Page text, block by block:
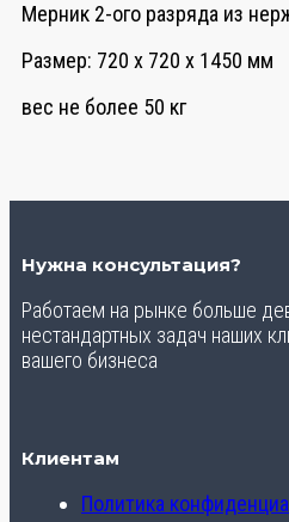
Мерник 2-ого разряда из
Размер: 720 х 720 х 1450 мм
вес не более 50 кг
Нужна консультация?
Работаем на рынке больше
нестандартных задач наших
вашего бизнеса
Клиентам
Политика